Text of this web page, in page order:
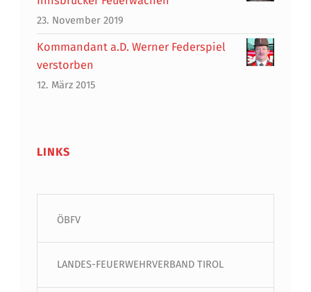
23. November 2019
Kommandant a.D. Werner Federspiel
verstorben
12. März 2015
LINKS
ÖBFV
LANDES-FEUERWEHRVERBAND TIROL